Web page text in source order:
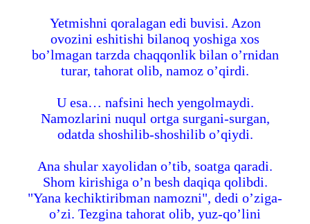
Yetmishni qoralagan edi buvisi. Azon
ovozini eshitishi bilanoq yoshiga xos
bo’lmagan tarzda chaqqonlik bilan o’rnidan
turar, tahorat olib, namoz o’qirdi.
U esa… nafsini hech yengolmaydi.
Namozlarini nuqul ortga surgani-surgan,
odatda shoshilib-shoshilib o’qiydi.
Ana shular xayolidan o’tib, soatga qaradi.
Shom kirishiga o’n besh daqiqa qolibdi.
"Yana kechiktiribman namozni", dedi o’ziga-
o’zi. Tezgina tahorat olib, yuz-qo’lini